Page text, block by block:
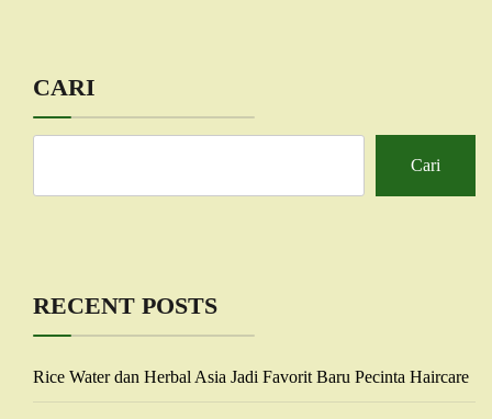
CARI
Cari
RECENT POSTS
Rice Water dan Herbal Asia Jadi Favorit Baru Pecinta Haircare